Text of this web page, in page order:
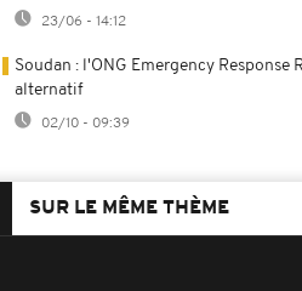
23/06 - 14:12
Soudan : l'ONG Emergency Response
alternatif
02/10 - 09:39
SUR LE MÊME THÈME